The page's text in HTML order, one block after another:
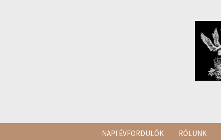
NAPI ÉVFORDULÓK RÓLUNK